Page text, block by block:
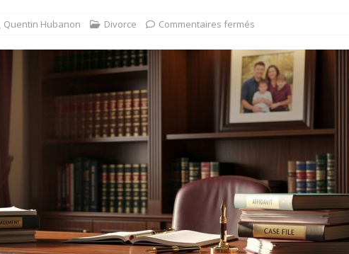
Quentin Hubanon Divorce Commentaires fermés